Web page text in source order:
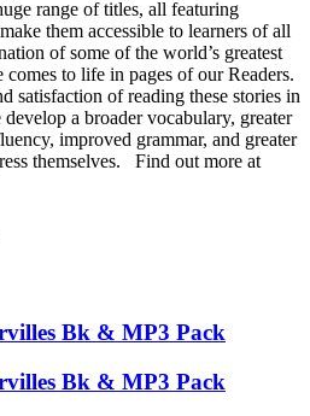
range of titles, all featuring
them accessible to learners of all
of some of the world’s greatest
to life in pages of our Readers.
satisfaction of reading these stories in
a broader vocabulary, greater
improved grammar, and greater
themselves. Find out more at
Bk & MP3 Pack
Bk & MP3 Pack